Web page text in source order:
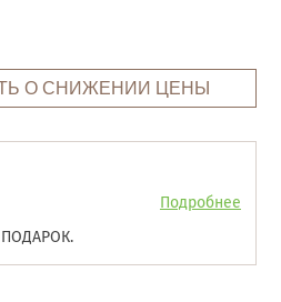
О СНИЖЕНИИ ЦЕНЫ
Подробнее